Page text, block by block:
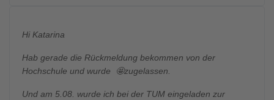
Hi Katarina
Hab gerade die Rückmeldung bekommen von der
Hochschule und wurde 🤩zugelassen.
Und am 5.08. wurde ich bei der TUM eingeladen zur